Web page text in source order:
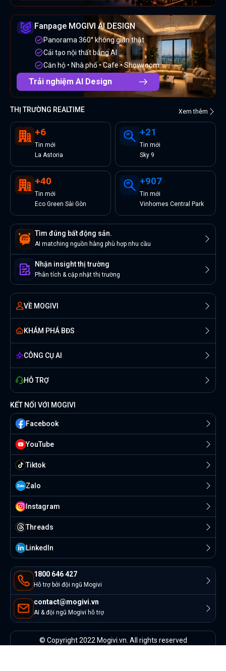
Fanpage MOGIVI AI DESIGN
Panorama 360° không gian thật
Cải tạo nội thất bằng AI
Căn hộ • Nhà phố • Cafe • Showroom
Trải nghiệm AI Design
THỊ TRƯỜNG REALTIME Xem thêm
+6
Tin mới
La Astoria
+21
Tin mới
Sky 9
+40
Tin mới
Eco Green Sài Gòn
+907
Tin mới
Vinhomes Central Park
Tìm đúng bất động sản.
AI matching nguồn hàng phù hợp nhu cầu
Nhận insight thị trường
Phân tích & cập nhật thị trường
VỀ MOGIVI
KHÁM PHÁ BĐS
CÔNG CỤ AI
HỖ TRỢ
1800 646 427
Hỗ trợ bởi đội ngũ Mogivi
contact@mogivi.vn
AI & đội ngũ Mogivi hỗ trợ
KẾT NỐI VỚI MOGIVI
Facebook
YouTube
Tiktok
Zalo
Instagram
Threads
Linkedln
© Copyright 2022 Mogivi.vn. All rights reserved